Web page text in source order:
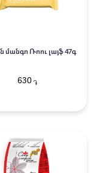
մանգո Ռոու լայֆ 47գ
630 ֏